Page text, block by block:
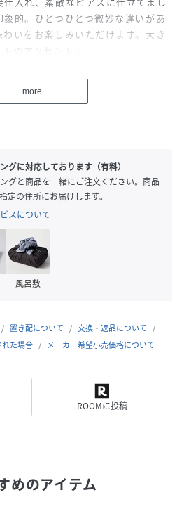
的。ひとつひとつ微妙な違いがあ
いをお楽しみいただけます。大き
のアクセントに。
more
グに対応しております（有料）
グと商品を一緒にご注文ください。商品
定の住所にお届けします。
スについて
風呂敷
置き配について
交換・返品について
た場合
メーカー希望小売価格について
ROOMに投稿
めのアイテム